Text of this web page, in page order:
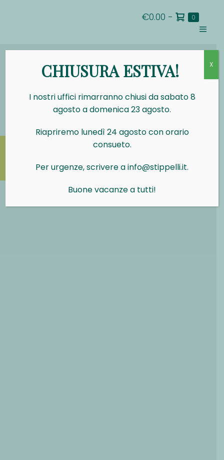
Carrello
€0.00 - 0Articoli
nel
carrello
CHIUSURA ESTIVA!
I nostri uffici rimarranno chiusi da sabato 8
agosto a domenica 23 agosto.
Riapriremo lunedì 24 agosto con orario
consueto.
Per urgenze, scrivere a info@stippelli.it.
Buone vacanze a tutti!
X